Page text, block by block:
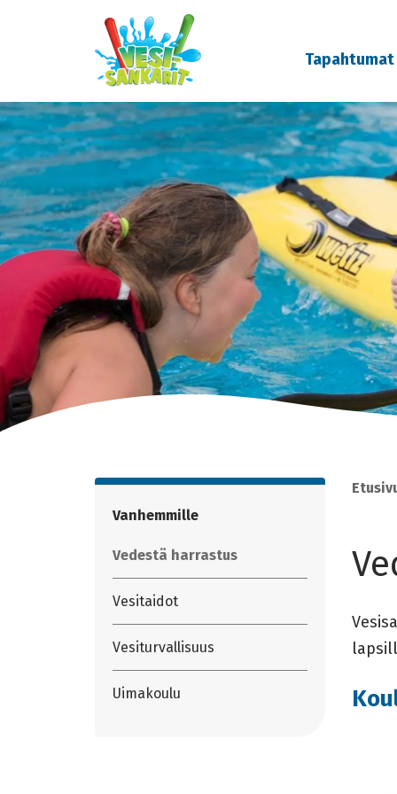
Tapahtumat
Vanhemmille
Vedestä harrastus
Vesitaidot
Vesiturvallisuus
Uimakoulu